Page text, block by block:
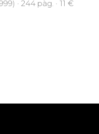
· 244 pàg. · 11 €